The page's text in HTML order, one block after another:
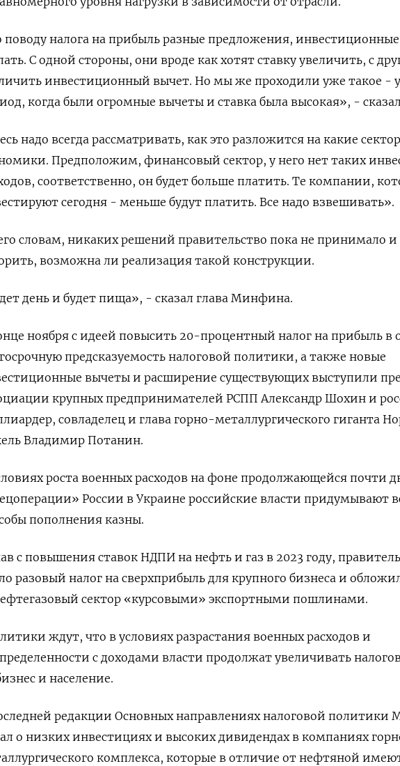
поводу налога на прибыль разные предложения,
С одной стороны, они вроде как хотят ставку увеличить, с
инвестиционный вычет. Но мы же проходили уже такое -
когда были огромные вычеты и ставка была высокая», -
надо всегда рассматривать, как это разложится на какие
Предположим, финансовый сектор, у него нет таких
соответственно, он будет больше платить. Те компании,
сегодня - меньше будут платить. Все надо взвешивать».
словам, никаких решений правительство пока не принимало и
возможна ли реализация такой конструкции.
день и будет пища», - сказал глава Минфина.
ноября с идеей повысить 20-процентный налог на прибыль в
предсказуемость налоговой политики, а также новые
вычеты и расширение существующих выступили
крупных предпринимателей РСПП Александр Шохин и
совладелец и глава горно-металлургического гиганта
Владимир Потанин.
роста военных расходов на фоне продолжающейся почти
России в Украине российские власти придумывают
пополнения казны.
с повышения ставок НДПИ на нефть и газ в 2023 году,
разовый налог на сверхприбыль для крупного бизнеса и
сектор «курсовыми» экспортными пошлинами.
ждут, что в условиях разрастания военных расходов и
с доходами власти продолжат увеличивать
и население.
редакции Основных направлениях налоговой
о низких инвестициях и высоких дивидендах в компаниях
комплекса, которые в отличие от нефтяной